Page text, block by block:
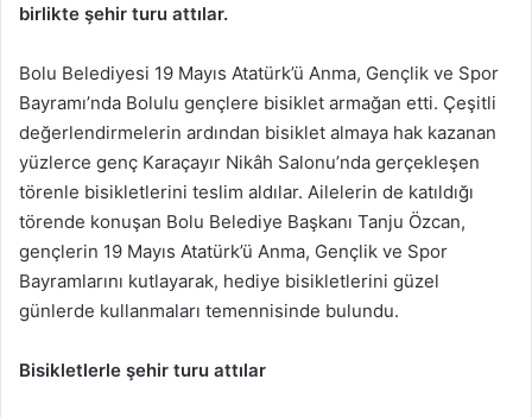
birlikte şehir turu attılar.
Bolu Belediyesi 19 Mayıs Atatürk’ü Anma, Gençlik ve Spor
Bayramı’nda Bolulu gençlere bisiklet armağan etti. Çeşitli
değerlendirmelerin ardından bisiklet almaya hak kazanan
yüzlerce genç Karaçayır Nikâh Salonu’nda gerçekleşen
törenle bisikletlerini teslim aldılar. Ailelerin de katıldığı
törende konuşan Bolu Belediye Başkanı Tanju Özcan,
gençlerin 19 Mayıs Atatürk’ü Anma, Gençlik ve Spor
Bayramlarını kutlayarak, hediye bisikletlerini güzel
günlerde kullanmaları temennisinde bulundu.
Bisikletlerle şehir turu attılar